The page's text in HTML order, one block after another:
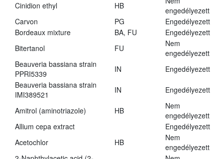
Cinidion ethyl
HB
engedélyezett
Carvon
PG
Engedélyezett
Bordeaux mixture
BA, FU
Engedélyezett
Bitertanol
FU
Nem
engedélyezett
Beauveria bassiana strain
PPRI5339
IN
Engedélyezett
Beauveria bassiana strain
IMI389521
IN Engedélyezett
Amitrol (aminotriazole) HB
Nem
engedélyezett
Allium cepa extract
Engedélyezett
Acetochlor
HB
Nem
engedélyezett